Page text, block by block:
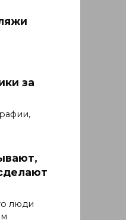
за
люди